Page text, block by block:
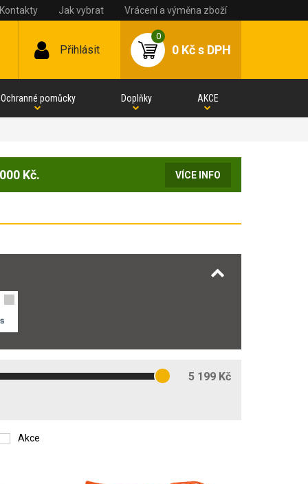
Kontakty Jak vybrat Vrácení a výměna zboží
Přihlásit
0
0 Kčs DPH
Ochranné pomůcky Doplňky AKCE
Kč. VÍCE INFO
5 199 Kč
Akce